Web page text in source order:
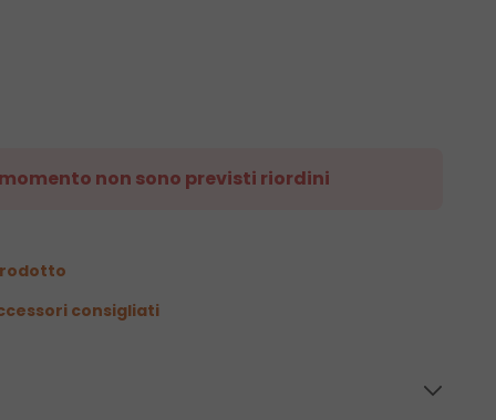
non sono previsti riordini
consigliati